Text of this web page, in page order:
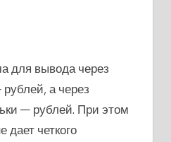
для вывода через
а через
— рублей. При этом
дает четкого